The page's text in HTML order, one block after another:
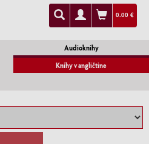
0.00 €
Audioknihy
Knihy v angličtine